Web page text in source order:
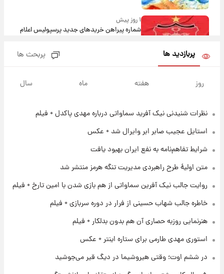
۱ روز پیش
شماره پیراهن خریدهای جدید پرسپولیس اعلام
شد+فیلم
۱ روز پیش
امروز پنجشنبه ۱۵ مرداد ۱۴۰۵ +جدول
قیمت طلا و سکه امروز پنجشنبه ۱۵ مرداد ۱۴۰۵
۱ روز پیش
شارژ جدید کالابرگ برای سه دهک؛ جزئیات اعلام
شد
شرایط تازه فروش اقساطی سایپا اعلام شد؛
پربازدید ها پربحث ها
روز هفته ماه سال
نظرات شنیدنی نیک آفرید سماواتی درباره مهدی پاکدل + فیلم
استایل عجیب صابر ابر وایرال شد + عکس
شرایط تفاهم‌نامه به نفع ایران بهبود یافت
متن اولیۀ طرح راهبردی مدیریت تنگه هرمز منتشر شد
روایت جالب نیک آفرین سماواتی از هم بازی شدن با امین تارخ + فیلم
خاطره جالب شهاب حسینی از فرار در دوره سربازی + فیلم
هنرنمایی روزبه حصاری آن هم بدون بدلکار + فیلم
استوری مهدی طارمی برای ستاره اینتر + عکس
در ششم اوت؛ وقتی هیروشیما در دیگ قیر می‌جوشید